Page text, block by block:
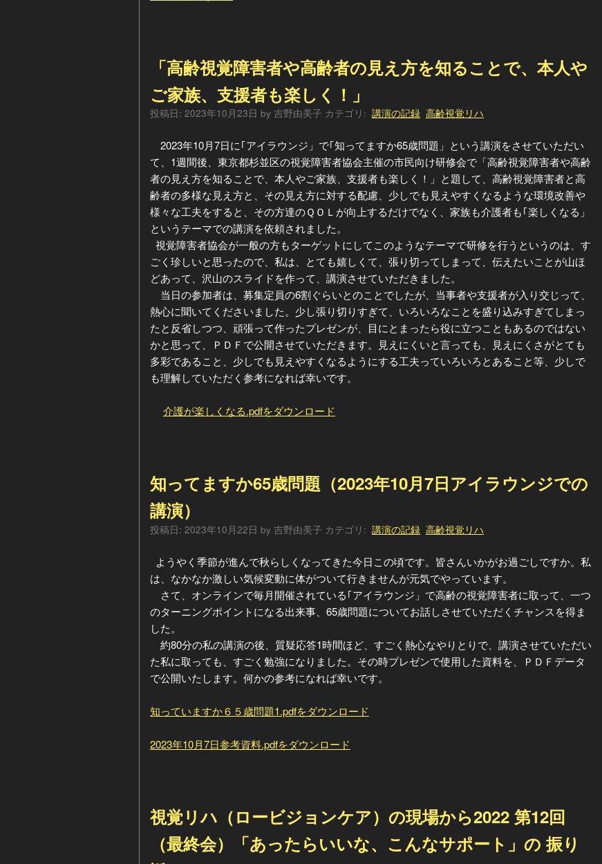
「高齢視覚障害者や高齢者の見え方を知ることで、本人や
ご家族、支援者も楽しく！」
投稿日: 2023年10月23日 by 吉野由美子 カテゴリ: 講演の記録 高齢視覚リハ
2023年10月7日に｢アイラウンジ」で｢知ってますか65歳問題」という講演をさせていただい
て、1週間後、東京都杉並区の視覚障害者協会主催の市民向け研修会で「高齢視覚障害者や高齢
者の見え方を知ることで、本人やご家族、支援者も楽しく！」と題して、高齢視覚障害者と高
齢者の多様な見え方と、その見え方に対する配慮、少しでも見えやすくなるような環境改善や
様々な工夫をすると、その方達のＱＯＬが向上するだけでなく、家族も介護者も｢楽しくなる」
というテーマでの講演を依頼されました。
視覚障害者協会が一般の方もターゲットにしてこのようなテーマで研修を行うというのは、す
ごく珍しいと思ったので、私は、とても嬉しくて、張り切ってしまって、伝えたいことが山ほ
どあって、沢山のスライドを作って、講演させていただきました。
当日の参加者は、募集定員の6割ぐらいとのことでしたが、当事者や支援者が入り交じって、
熱心に聞いてくださいました。少し張り切りすぎて、いろいろなことを盛り込みすぎてしまっ
たと反省しつつ、頑張って作ったプレゼンが、目にとまったら役に立つこともあるのではない
かと思って、ＰＤＦで公開させていただきます。見えにくいと言っても、見えにくさがとても
多彩であること、少しでも見えやすくなるようにする工夫っていろいろとあること等、少しで
も理解していただく参考になれば幸いです。
介護が楽しくなる.pdfをダウンロード
知ってますか65歳問題（2023年10月7日アイラウンジでの
講演）
投稿日: 2023年10月22日 by 吉野由美子 カテゴリ: 講演の記録 高齢視覚リハ
ようやく季節が進んで秋らしくなってきた今日この頃です。皆さんいかがお過ごしですか。私
は、なかなか激しい気候変動に体がついて行きませんが元気でやっています。
さて、オンラインで毎月開催されている｢アイラウンジ」で高齢の視覚障害者に取って、一つ
のターニングポイントになる出来事、65歳問題についてお話しさせていただくチャンスを得ま
した。
約80分の私の講演の後、質疑応答1時間ほど、すごく熱心なやりとりで、講演させていただい
た私に取っても、すごく勉強になりました。その時プレゼンで使用した資料を、ＰＤＦデータ
で公開いたします。何かの参考になれば幸いです。
知っていますか６５歳問題1.pdfをダウンロード
2023年10月7日参考資料.pdfをダウンロード
視覚リハ（ロービジョンケア）の現場から2022 第12回
（最終会）「あったらいいな、こんなサポート」の 振り